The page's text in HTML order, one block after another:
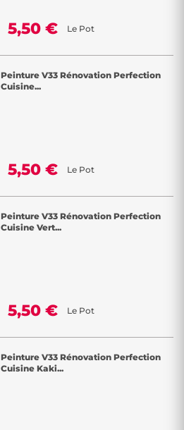
5,50 € Le Pot
Peinture V33 Rénovation Perfection
Cuisine...
5,50 € Le Pot
Peinture V33 Rénovation Perfection
Cuisine Vert...
5,50 € Le Pot
Peinture V33 Rénovation Perfection
Cuisine Kaki...